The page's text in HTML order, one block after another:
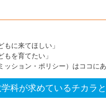
もに来てほしい」
もを育てたい」
ション・ポリシー）はココにあ
科が求めているチカラ